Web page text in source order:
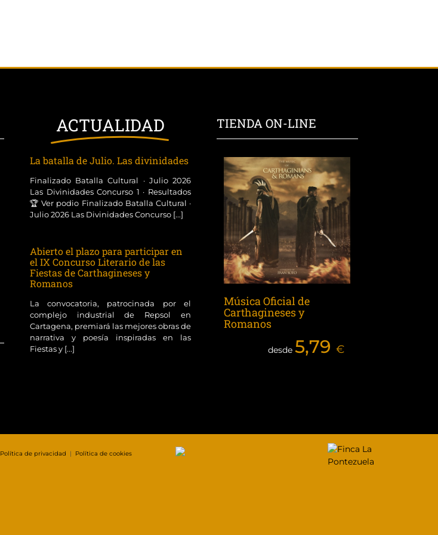
ACTUALIDAD
La batalla de Julio. Las divinidades
Finalizado Batalla Cultural · Julio 2026
Las Divinidades Concurso 1 · Resultados
🏆 Ver podio Finalizado Batalla Cultural ·
Julio 2026 Las Divinidades Concurso [...]
Abierto el plazo para participar en
el IX Concurso Literario de las
Fiestas de Carthagineses y
Romanos
La convocatoria, patrocinada por el
complejo industrial de Repsol en
Cartagena, premiará las mejores obras de
narrativa y poesía inspiradas en las
Fiestas y [...]
TIENDA ON-LINE
Música Oficial de
Carthagineses y
Romanos
desde5,79€
Política de privacidad | Política de cookies